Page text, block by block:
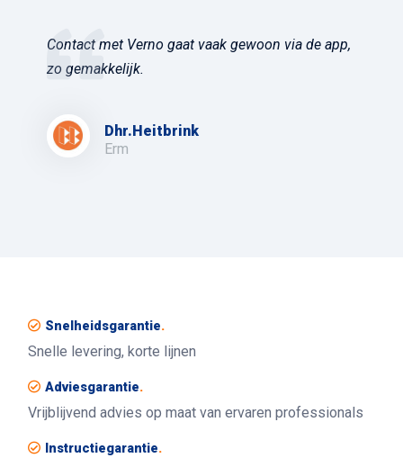
Contact met Verno gaat vaak gewoon via de app,
zo gemakkelijk.
Dhr.Heitbrink
Erm
Snelheidsgarantie.
Snelle levering, korte lijnen
Adviesgarantie.
Vrijblijvend advies op maat van ervaren professionals
Instructiegarantie.